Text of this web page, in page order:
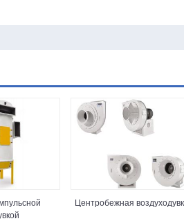
Центробежная